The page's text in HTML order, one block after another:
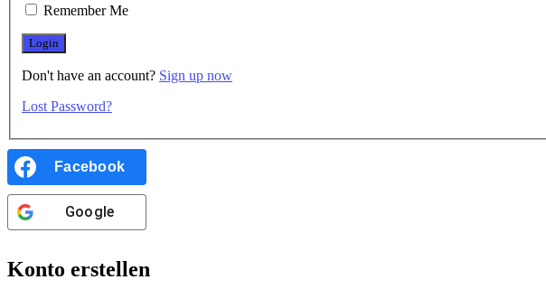
Remember Me
Don't have an account? Sign up now
Lost Password?
Facebook
Google
Konto erstellen